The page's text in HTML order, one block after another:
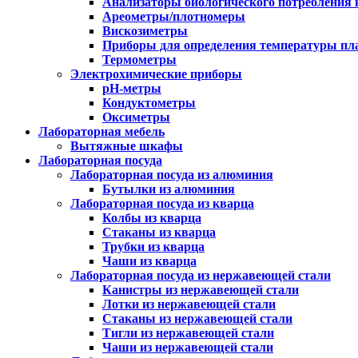
Ареометры/плотномеры
Вискозиметры
Приборы для определения температуры
Термометры
Электрохимические приборы
pH-метры
Кондуктометры
Оксиметры
Лабораторная мебель
Вытяжные шкафы
Лабораторная посуда
Лабораторная посуда из алюминия
Бутылки из алюминия
Лабораторная посуда из кварца
Колбы из кварца
Стаканы из кварца
Трубки из кварца
Чаши из кварца
Лабораторная посуда из нержавеющей стали
Канистры из нержавеющей стали
Лотки из нержавеющей стали
Стаканы из нержавеющей стали
Тигли из нержавеющей стали
Чаши из нержавеющей стали